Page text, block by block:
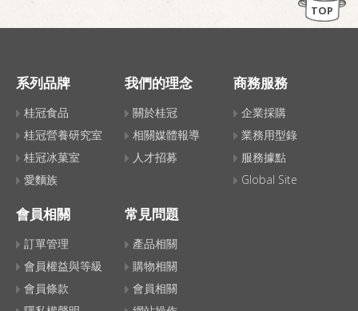
TOP
系列品牌
桂冠食品
桂冠營養研究室
桂冠冰菓室
愛麵族
我們的理念
關於桂冠
相關媒體報導
人才招募
商務服務
企業採購
業務用型錄
服務據點
Global Site
會員相關
訂單管理
會員權益與等級
會員條款
常見問題
產品相關
購物相關
會員相關